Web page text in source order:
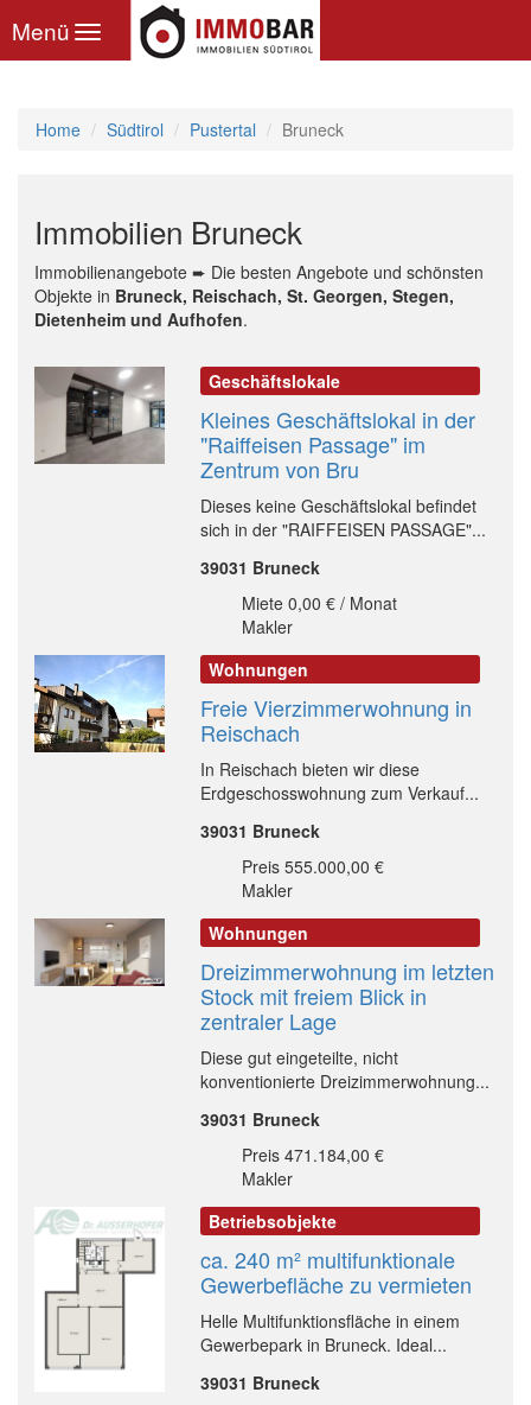
Toggle
navigation
Menü
Home Südtirol Pustertal Bruneck
Immobilien Bruneck
Immobilienangebote ➨ Die besten Angebote und schönsten
Objekte in Bruneck, Reischach, St. Georgen, Stegen,
Dietenheim und Aufhofen.
Geschäftslokale
Kleines Geschäftslokal in der
"Raiffeisen Passage" im
Zentrum von Bru
Dieses keine Geschäftslokal befindet
sich in der "RAIFFEISEN PASSAGE"...
39031 Bruneck
Miete 0,00 € / Monat
Makler
Wohnungen
Freie Vierzimmerwohnung in
Reischach
In Reischach bieten wir diese
Erdgeschosswohnung zum Verkauf...
39031 Bruneck
Preis 555.000,00 €
Makler
Wohnungen
Dreizimmerwohnung im letzten
Stock mit freiem Blick in
zentraler Lage
Diese gut eingeteilte, nicht
konventionierte Dreizimmerwohnung...
39031 Bruneck
Preis 471.184,00 €
Makler
Betriebsobjekte
ca. 240 m² multifunktionale
Gewerbefläche zu vermieten
Helle Multifunktionsfläche in einem
Gewerbepark in Bruneck. Ideal...
39031 Bruneck